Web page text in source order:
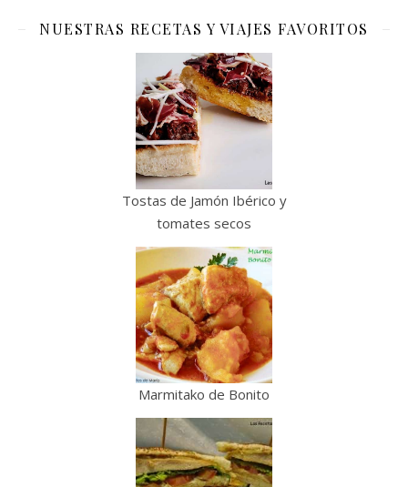
NUESTRAS RECETAS Y VIAJES FAVORITOS
Tostas de Jamón Ibérico y
tomates secos
Marmitako de Bonito